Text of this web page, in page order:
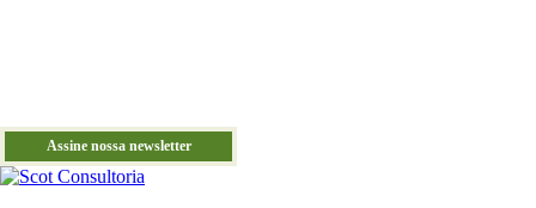
Assine nossa newsletter